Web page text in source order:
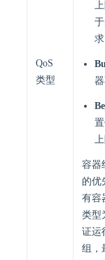
QoS
类型
求
容器
的优
有容
类型
证运
组，